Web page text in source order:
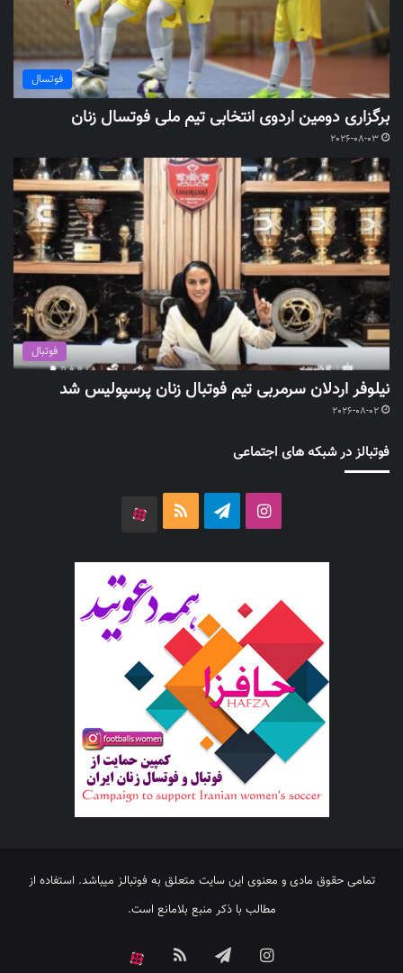
فوتسال
برگزاری دومین اردوی انتخابی تیم ملی فوتسال زنان
2026-08-03
فوتبال
نیلوفر اردلان سرمربی تیم فوتبال زنان پرسپولیس شد
2026-08-02
فوتبالز در شبکه های اجتماعی
اینستاگرامتلگرام خوراک
تمامی حقوق مادی و معنوی این سایت متعلق به فوتبالز میباشد. استفاده از
مطالب با ذکر منبع بلامانع است.
اینستاگرامتلگرام خوراک